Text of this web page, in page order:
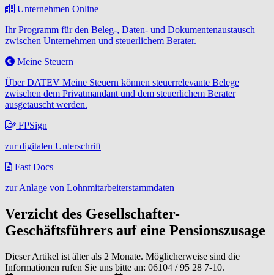
Unternehmen Online
Ihr Programm für den Beleg-, Daten- und Dokumentenaustausch
zwischen Unternehmen und steuerlichem Berater.
Meine Steuern
Über DATEV Meine Steuern können steuerrelevante Belege
zwischen dem Privatmandant und dem steuerlichem Berater
ausgetauscht werden.
FPSign
zur digitalen Unterschrift
Fast Docs
zur Anlage von Lohnmitarbeiterstammdaten
Verzicht des Gesellschafter-
Geschäftsführers auf eine Pensionszusage
Dieser Artikel ist älter als 2 Monate. Möglicherweise sind die
Informationen rufen Sie uns bitte an: 06104 / 95 28 7-10.